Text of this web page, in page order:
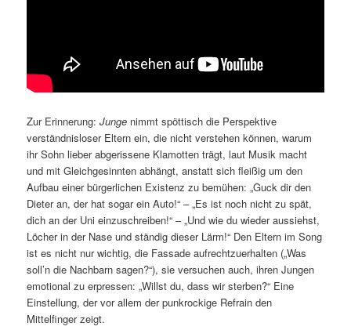
Zur Erinnerung:Junge nimmt spöttisch die Perspektive
verständnisloser Eltern ein, die nicht verstehen können, warum
ihr Sohn lieber abgerissene Klamotten trägt, laut Musik macht
und mit Gleichgesinnten abhängt, anstatt sich fleißig um den
Aufbau einer bürgerlichen Existenz zu bemühen: „Guck dir den
Dieter an, der hat sogar ein Auto!“ – „Es ist noch nicht zu spät,
dich an der Uni einzuschreiben!“ – „Und wie du wieder aussiehst,
Löcher in der Nase und ständig dieser Lärm!“ Den Eltern im Song
ist es nicht nur wichtig, die Fassade aufrechtzuerhalten („Was
soll’n die Nachbarn sagen?“), sie versuchen auch, ihren Jungen
emotional zu erpressen: „Willst du, dass wir sterben?“ Eine
Einstellung, der vor allem der punkrockige Refrain den
Mittelfinger zeigt.